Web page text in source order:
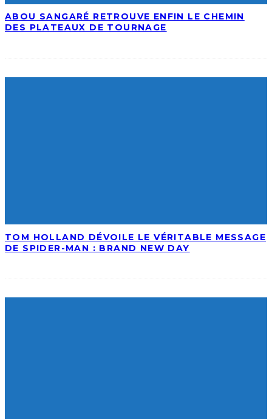
ABOU SANGARÉ RETROUVE ENFIN LE CHEMIN
DES PLATEAUX DE TOURNAGE
TOM HOLLAND DÉVOILE LE VÉRITABLE MESSAGE
DE SPIDER-MAN : BRAND NEW DAY